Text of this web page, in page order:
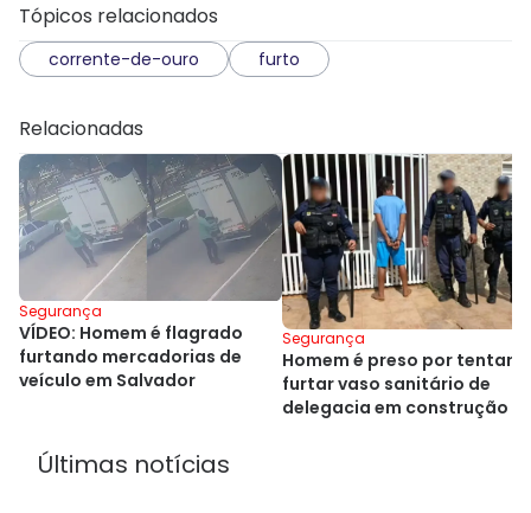
Tópicos relacionados
corrente-de-ouro furto
Relacionadas
Segurança
VÍDEO: Homem é flagrado
furtando mercadorias de
veículo em Salvador
Segurança
Homem é preso por tentar
furtar vaso sanitário de
delegacia em construção
Últimas notícias